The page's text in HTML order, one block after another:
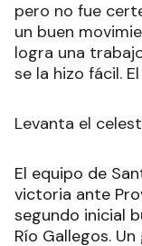
pero no fue
un buen
logra una
se la hizo fácil.
Levanta el
El equipo de
victoria ante
segundo inicial
Río Gallegos.